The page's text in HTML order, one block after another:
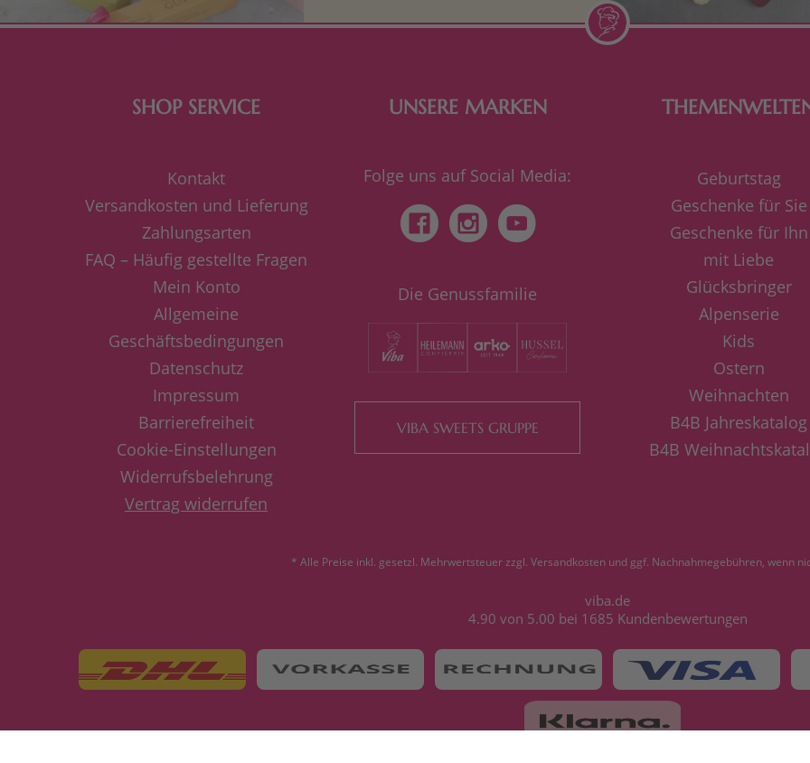
SHOP SERVICE
Kontakt
Versandkosten und Lieferung
Zahlungsarten
FAQ – Häufig gestellte Fragen
Mein Konto
Allgemeine
Geschäftsbedingungen
Datenschutz
Impressum
Barrierefreiheit
Cookie-Einstellungen
Widerrufsbelehrung
Vertrag widerrufen
UNSERE MARKEN
Folge uns auf Social Media:
Die Genussfamilie
VIBA SWEETS GRUPPE
Geburtstag
Geschenke für Sie
Geschenke für Ihn
mit Liebe
Glücksbringer
Alpenserie
Kids
Ostern
Weihnachten
B4B Jahreskatalog
B4B
* Alle Preise inkl. gesetzl. Mehrwertsteuer zzgl. Versandkostenund ggf. Nachnahmegebühren, wenn
viba.de
4.90 von 5.00 bei 1685 Kundenbewertungen